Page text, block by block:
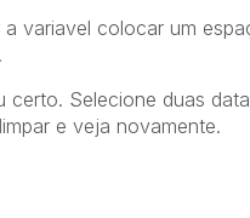
variavel colocar um
certo. Selecione duas
e veja novamente.